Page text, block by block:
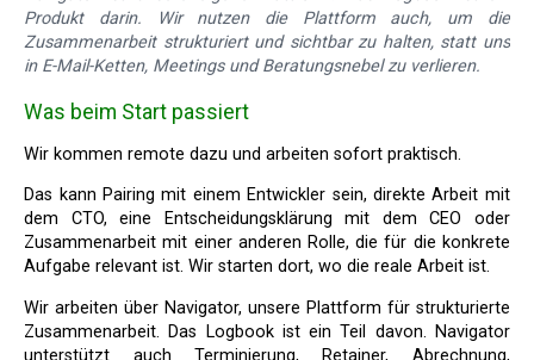
Produkt darin. Wir nutzen die Plattform auch, um die
Zusammenarbeit strukturiert und sichtbar zu halten, statt uns
in E-Mail-Ketten, Meetings und Beratungsnebel zu verlieren.
Was beim Start passiert
Wir kommen remote dazu und arbeiten sofort praktisch.
Das kann Pairing mit einem Entwickler sein, direkte Arbeit mit
dem CTO, eine Entscheidungsklärung mit dem CEO oder
Zusammenarbeit mit einer anderen Rolle, die für die konkrete
Aufgabe relevant ist. Wir starten dort, wo die reale Arbeit ist.
Wir arbeiten über Navigator, unsere Plattform für strukturierte
Zusammenarbeit. Das Logbook ist ein Teil davon. Navigator
unterstützt auch Terminierung, Retainer, Abrechnung,